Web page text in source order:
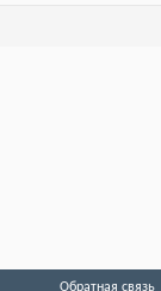
Обратная связь